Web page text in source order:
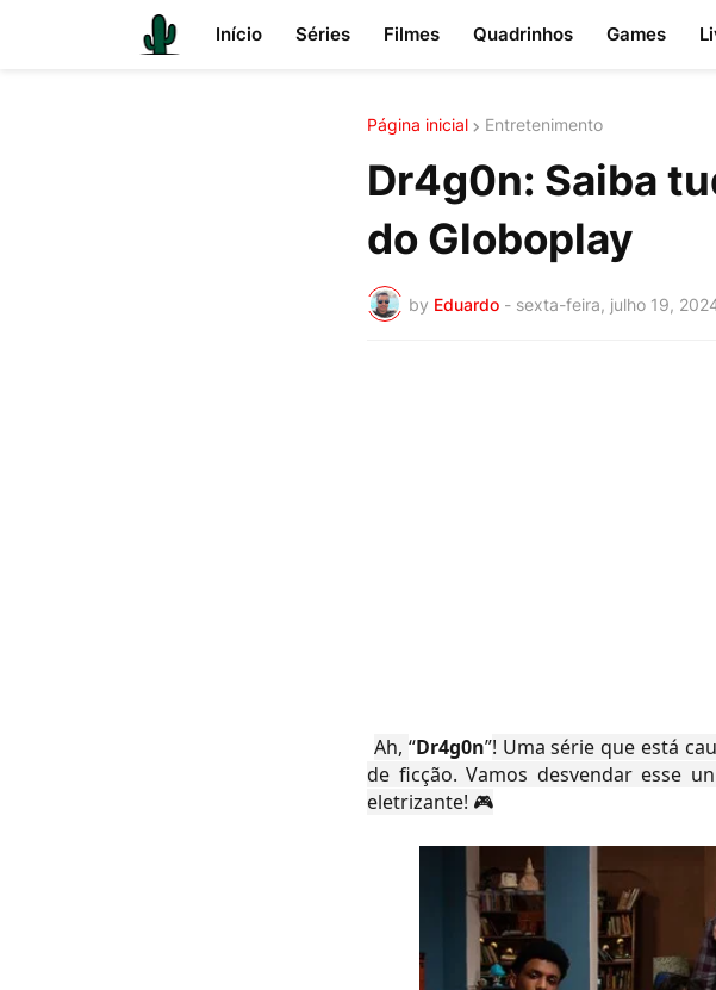
Início Séries Filmes Quadrinhos Games
Página inicial Entretenimento
Dr4g0n: Saiba
do Globoplay
by Eduardo - sexta-feira, julho 19,
Ah, “Dr4g0n”! Uma série que está
de ficção. Vamos desvendar esse
eletrizante! 🎮